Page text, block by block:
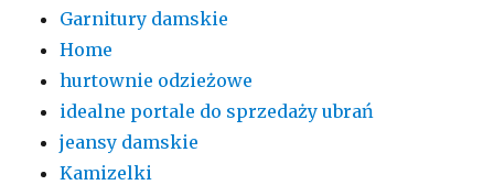
Garnitury damskie
Home
hurtownie odzieżowe
idealne portale do sprzedaży ubrań
jeansy damskie
Kamizelki